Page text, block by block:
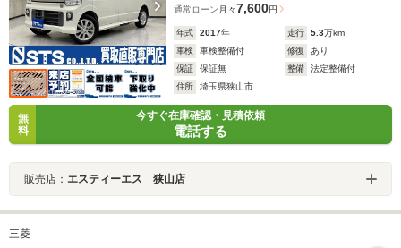
通常ローン 月々7,600円
年式 2017年 走行 5.3万km
車検
車検整備付 修復
あり
保証
保証無 整備
法定整備付
住所
埼玉県狭山市
無
料
今すぐ在庫確認・見積依頼
電話する
販売店： エスティーエス 狭山店
三菱